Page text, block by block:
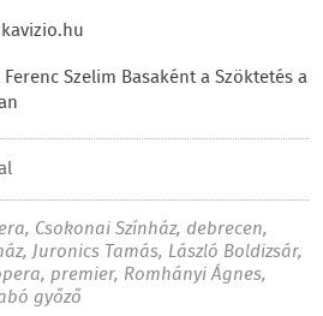
Szelim Basaként a Szöktetés a
, Csokonai Színház, debrecen,
,Juronics Tamás, László Boldizsár,
, premier, Romhányi Ágnes,
győző